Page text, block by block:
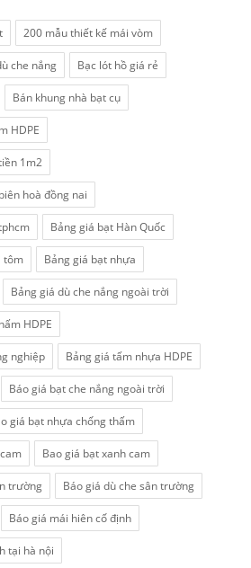
200 mẫu thiết kế mái vòm
che nắng Bạc lót hồ giá rẻ
Bán khung nhà bạt cụ
HDPE
1m2
hoà đồng nai
Bảng giá bạt Hàn Quốc
tôm Bảng giá bạt nhựa
Bảng giá dù che nắng ngoài trời
HDPE
nghiệp Bảng giá tấm nhựa HDPE
Báo giá bạt che nắng ngoài trời
giá bạt nhựa chống thấm
Bao giá bạt xanh cam
trường Báo giá dù che sân trường
Báo giá mái hiên cố định
tại hà nội